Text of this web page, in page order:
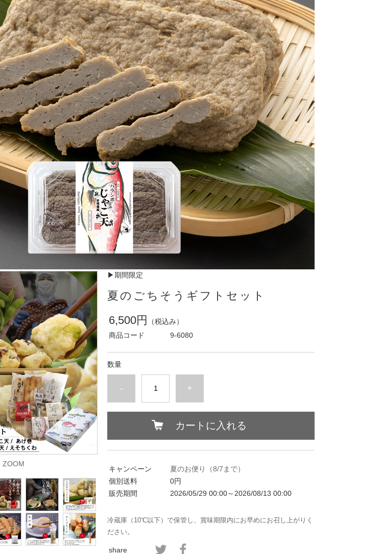
ZOOM
▶期間限定
夏のごちそうギフトセット
6,500円
（税込み）
商品コード
9-6080
数量
- +
カートに入れる
キャンペーン
夏のお便り（8/7まで）
個別送料
0円
販売期間
2026/05/29 00:00～2026/08/13 00:00
冷蔵庫（10℃以下）で保管し、賞味期限内にお早めにお召し上がりく
ださい。
share